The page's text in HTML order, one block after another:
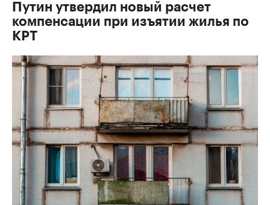
Путин утвердил новый расчет
компенсации при изъятии жилья по
КРТ